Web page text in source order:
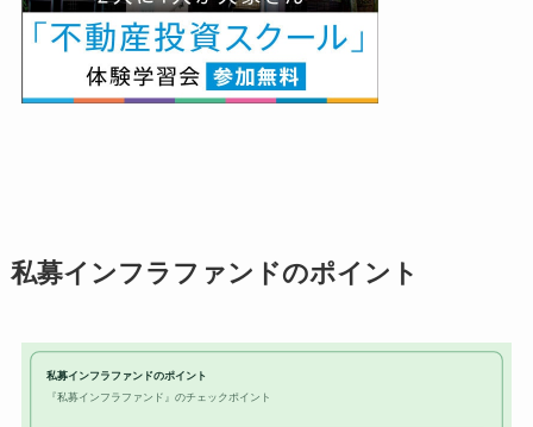
私募インフラファンドのポイント
私募インフラファンドのポイント
『私募インフラファンド』のチェックポイント